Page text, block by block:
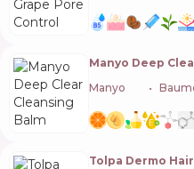
Manyo Deep
Manyo
Tolpa Dermo